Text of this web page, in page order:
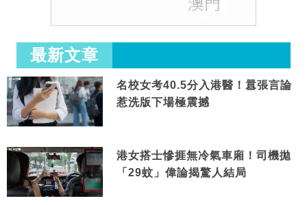
最新文章
名校女考40.5分入港醫！囂張言論
惹洗版下場極震撼
港女搭士慘捱無冷氣車廂！司機拋
「29蚊」偉論揭驚人結局